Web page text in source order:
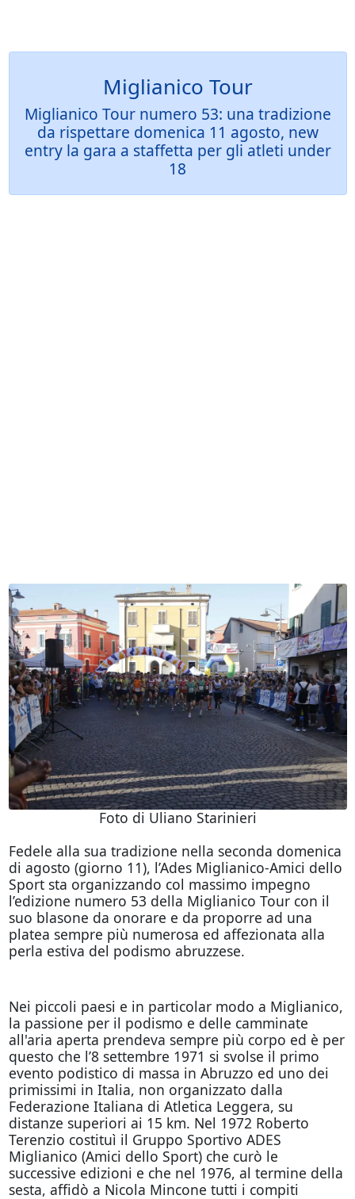
Miglianico Tour
Miglianico Tour numero 53: una tradizione
da rispettare domenica 11 agosto, new
entry la gara a staffetta per gli atleti under
18
Foto di Uliano Starinieri
Fedele alla sua tradizione nella seconda domenica
di agosto (giorno 11), l’Ades Miglianico-Amici dello
Sport sta organizzando col massimo impegno
l’edizione numero 53 della Miglianico Tour con il
suo blasone da onorare e da proporre ad una
platea sempre più numerosa ed affezionata alla
perla estiva del podismo abruzzese.
Nei piccoli paesi e in particolar modo a Miglianico,
la passione per il podismo e delle camminate
all'aria aperta prendeva sempre più corpo ed è per
questo che l’8 settembre 1971 si svolse il primo
evento podistico di massa in Abruzzo ed uno dei
primissimi in Italia, non organizzato dalla
Federazione Italiana di Atletica Leggera, su
distanze superiori ai 15 km. Nel 1972 Roberto
Terenzio costituì il Gruppo Sportivo ADES
Miglianico (Amici dello Sport) che curò le
successive edizioni e che nel 1976, al termine della
sesta, affidò a Nicola Mincone tutti i compiti